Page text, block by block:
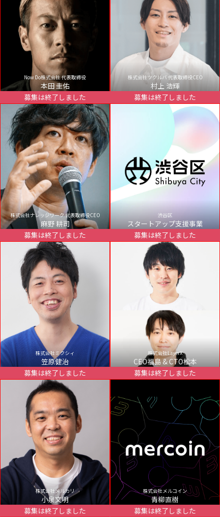
Now Do株式会社 代表取締役
本田 圭佑
募集は終了しました
株式会社ツクルバ 代表取締役CEO
村上 浩輝
募集は終了しました
株式会社ナレッジワーク 代表取締役CEO
麻野 耕司
募集は終了しました
渋谷区
スタートアップ支援事業
募集は終了しました
株式会社ミクシィ
笠原健治
募集は終了しました
株式会社LayerX
CEO福島 & CTO松本
募集は終了しました
株式会社メルカリ
小泉文明
募集は終了しました
株式会社メルコイン
青柳直樹
募集は終了しました